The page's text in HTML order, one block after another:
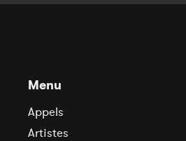
Menu
Appels
Artistes